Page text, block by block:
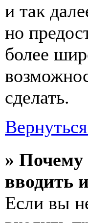
и так
но
более
сделать.
» Почему
вводить
Если вы